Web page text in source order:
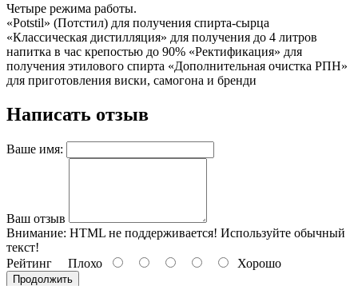
Четыре режима работы.
«Potstil» (Потстил) для получения спирта-сырца
«Классическая дистилляция» для получения до 4 литров
напитка в час крепостью до 90% «Ректификация» для
получения этилового спирта «Дополнительная очистка РПН»
для приготовления виски, самогона и бренди
Написать отзыв
Ваше имя:
Ваш отзыв
Внимание: HTML не поддерживается! Используйте обычный
текст!
Рейтинг Плохо Хорошо
Продолжить